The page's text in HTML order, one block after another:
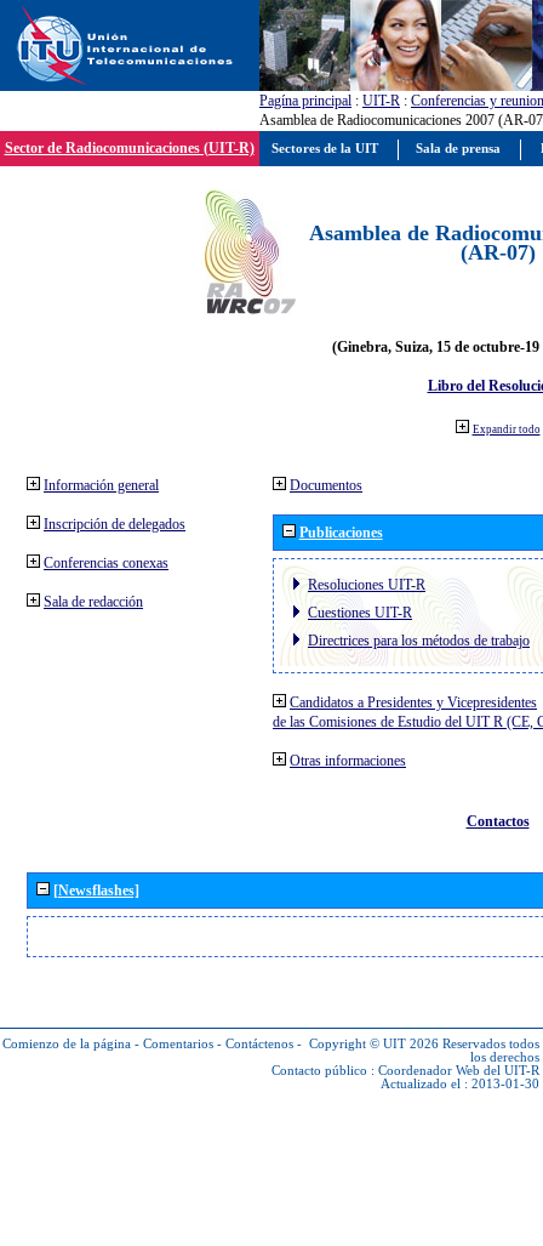
Pagína principal : UIT-R : Conferencias y
Asamblea de Radiocomunicaciones 2007 (AR-
Sector de Radiocomunicaciones (UIT-R)
Asamblea de
(AR-07)
(Ginebra, Suiza, 15 de octubre-19
Libro del
Expandir todo
Información general
Inscripción de delegados
Conferencias conexas
Sala de redacción
Documentos
Publicaciones
Resoluciones UIT-R
Cuestiones UIT-R
Directrices para los métodos de trabajo
Candidatos a Presidentes y Vicepresidentes
de las Comisiones de Estudio del UIT R (CE,
Otras informaciones
Contactos
[Newsflashes]
Comienzo de la página - Comentarios - Contáctenos - Copyright © UIT 2026 Reservados todos
los derechos
Contacto público : Coordenador Web del UIT-R
Actualizado el : 2013-01-30
Sectores de la UIT Sala de prensa